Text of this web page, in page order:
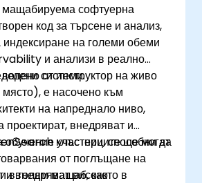
софтуерна
код за търсене и анализ,
индексиране на големи обеми
и анализи в реално
системи.
от инструктор на живо
е насочено към
на напреднало ниво,
проектират, внедряват и
клъстери, способни да
от поглъщане на
в голям мащаб, както в
обучение участниците ще могат
и внедряват високо